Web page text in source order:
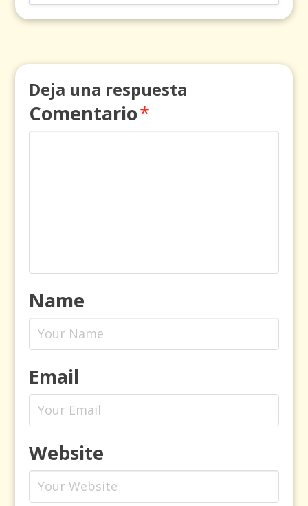
Deja una respuesta
Comentario*
Name
Email
Website